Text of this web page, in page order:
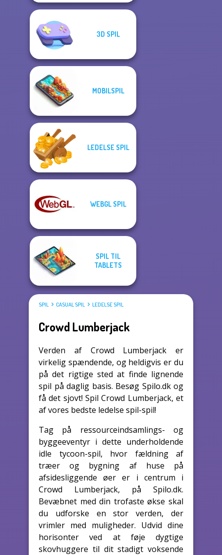
3D SPIL
MOBILSPIL
LEDELSE SPIL
WEBGL SPIL
SPIL TIL
TABLETS
SPIL CASUAL SPIL LEDELSE SPIL
Crowd Lumberjack
Verden af Crowd Lumberjack er
virkelig spændende, og heldigvis er du
på det rigtige sted at finde lignende
spil på daglig basis. Besøg Spilo.dk og
få det sjovt! Spil Crowd Lumberjack, et
af vores bedste ledelse spil-spil!
Tag på ressourceindsamlings- og
byggeeventyr i dette underholdende
idle tycoon-spil, hvor fældning af
træer og bygning af huse på
afsidesliggende øer er i centrum i
Crowd Lumberjack, på Spilo.dk.
Bevæbnet med din trofaste økse skal
du udforske en stor verden, der
vrimler med muligheder. Udvid dine
horisonter ved at føje dygtige
skovhuggere til dit stadigt voksende